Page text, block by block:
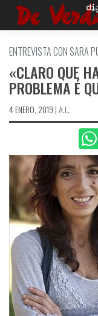
Saltar
ENTREVISTA CON SARA
«CLARO QUE
PROBLEMA É
4 ENERO, 2019 |A.L.